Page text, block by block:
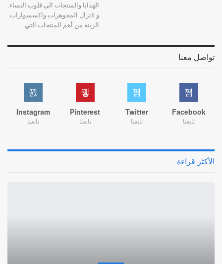
الهدايا والمنتجات الى قلوب النساء.
و لاتزال المجوهرات واكسسوارات
الزينة من أهم المنتجات التي…
تواصل معنا
Facebook
تابعنا
Twitter
تابعنا
Pinterest
تابعنا
Instagram
تابعنا
الأكثر قراءة